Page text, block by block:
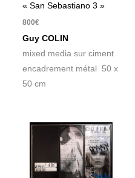
« San Sebastiano 3 »
800€
Guy COLIN
mixed media sur ciment
encadrement métal 50 x
50 cm